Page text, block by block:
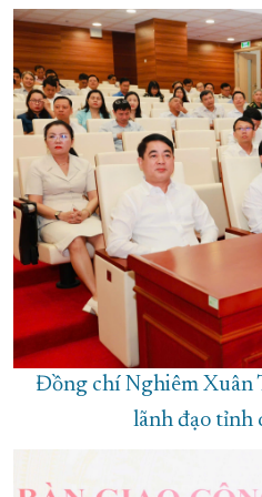
Đồng chí Nghiêm Xuân
lãnh đạo tỉnh